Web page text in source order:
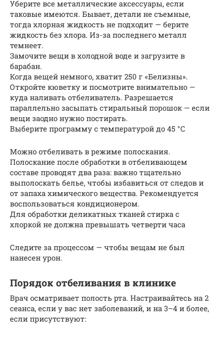
Уберите все металлические аксессуары, если
таковые имеются. Бывает, детали не съемные,
тогда хлорная жидкость не подходит — берите
жидкость без хлора. Из-за последнего металл
темнеет.
Замочите вещи в холодной воде и загрузите в
барабан.
Когда вещей немного, хватит 250 г «Белизны».
Откройте кюветку и посмотрите внимательно —
куда наливать отбеливатель. Разрешается
параллельно засыпать стиральный порошок — если
вещи заодно нужно постирать.
Выберите программу с температурой до 45 °C
Можно отбеливать в режиме полоскания.
Полоскание после обработки в отбеливающем
составе проводят два раза: важно тщательно
выполоскать белье, чтобы избавиться от следов и
от запаха химического вещества. Рекомендуется
воспользоваться кондиционером.
Для обработки деликатных тканей стирка с
хлоркой не должна превышать четверти часа
Следите за процессом — чтобы вещам не был
нанесен урон.
Порядок отбеливания в клинике
Врач осматривает полость рта. Настраивайтесь на 2
сеанса, если у вас нет заболеваний, и на 3–4 и более,
если присутствуют: